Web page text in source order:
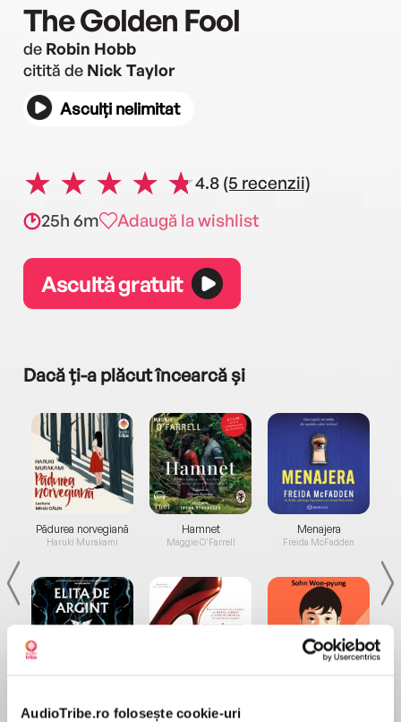
AudioTribe.ro folosește cookie-uri
The Golden Fool
de Robin Hobb
citită de Nick Taylor
Asculți nelimitat
4.8 (5 recenzii)
25h 6m
Adaugă la wishlist
Ascultă gratuit
Dacă ți-a plăcut încearcă și
Pădurea norvegiană
Haruki Murakami
de...
Dani Francis
Hamnet
Maggie O'Farrell
la...
Lauren Weisberger
Menajera
Freida McFadden